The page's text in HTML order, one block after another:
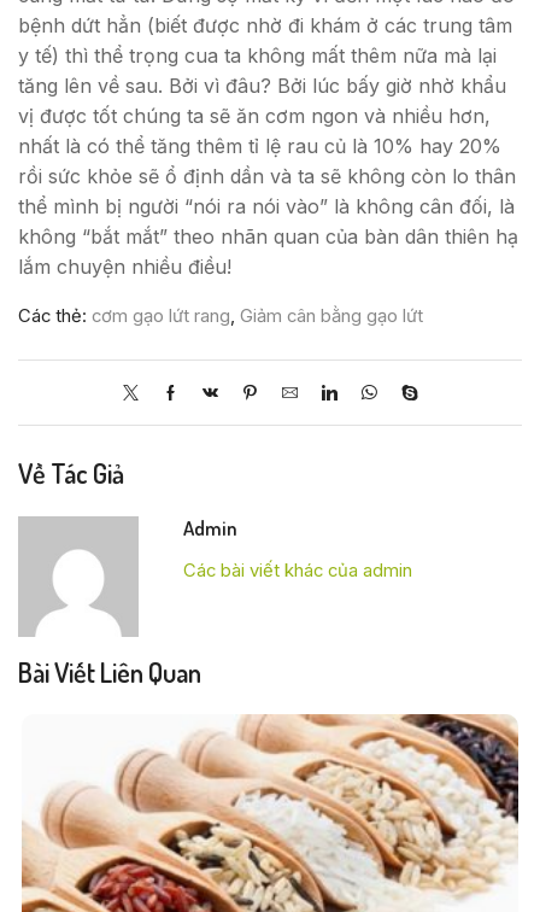
bệnh dứt hẳn (biết được nhờ đi khám ở các trung tâm
y tế) thì thể trọng cua ta không mất thêm nữa mà lại
tăng lên về sau. Bởi vì đâu? Bởi lúc bấy giờ nhờ khẩu
vị được tốt chúng ta sẽ ăn cơm ngon và nhiều hơn,
nhất là có thể tăng thêm tỉ lệ rau củ là 10% hay 20%
rồi sức khỏe sẽ ổ định dần và ta sẽ không còn lo thân
thể mình bị người “nói ra nói vào” là không cân đối, là
không “bắt mắt” theo nhãn quan của bàn dân thiên hạ
lắm chuyện nhiều điều!
Các thẻ: cơm gạo lứt rang, Giảm cân bằng gạo lứt
Về Tác Giả
Admin
Các bài viết khác của admin
Bài Viết Liên Quan